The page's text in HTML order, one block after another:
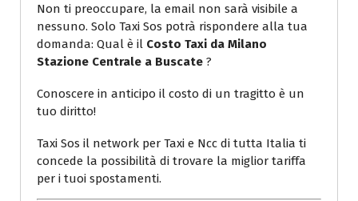
Non ti preoccupare, la email non sarà visibile a
nessuno. Solo Taxi Sos potrà rispondere alla tua
domanda: Qual è il Costo Taxi da Milano
Stazione Centrale a Buscate ?
Conoscere in anticipo il costo di un tragitto è un
tuo diritto!
Taxi Sos il network per Taxi e Ncc di tutta Italia ti
concede la possibilità di trovare la miglior tariffa
per i tuoi spostamenti.